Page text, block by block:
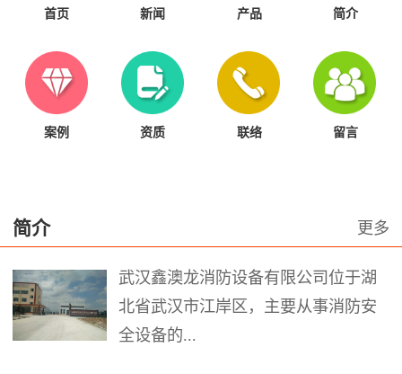
首页 新闻 产品 简介
案例 资质 联络 留言
简介 更多
武汉鑫澳龙消防设备有限公司位于湖
北省武汉市江岸区，主要从事消防安
全设备的...